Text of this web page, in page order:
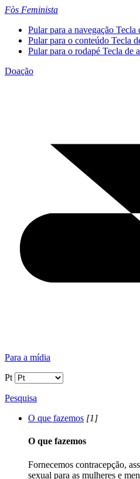
Fòs Feminista
Pular para a navegação Tecla
Pular para o conteúdo Tecla
Pular para o rodapé Tecla de
Doação
Para a mídia
Pt
Pesquisa
O que fazemos [1]
O que fazemos
Fornecemos contracepção,
sexual para as mulheres e